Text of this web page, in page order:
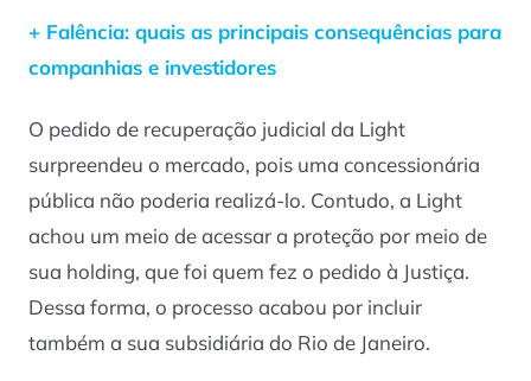
+ Falência: quais as principais consequências para
companhias e investidores
O pedido de recuperação judicial da Light
surpreendeu o mercado, pois uma concessionária
pública não poderia realizá-lo. Contudo, a Light
achou um meio de acessar a proteção por meio de
sua holding, que foi quem fez o pedido à Justiça.
Dessa forma, o processo acabou por incluir
também a sua subsidiária do Rio de Janeiro.